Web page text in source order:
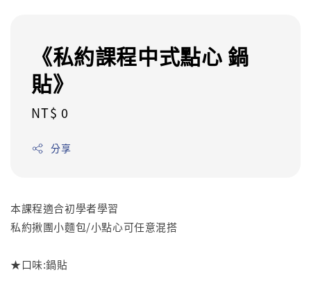
《私約課程中式點心 鍋
貼》
Regular
NT$ 0
分享
本課程適合初學者學習
私約揪團小麵包/小點心可任意混搭
★口味:鍋貼